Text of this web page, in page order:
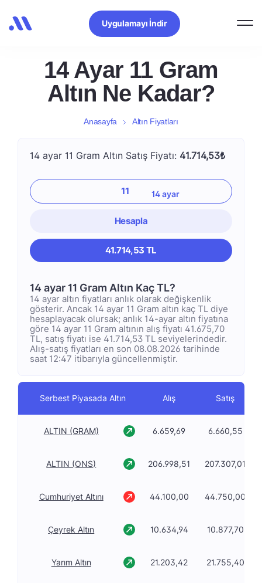
Uygulamayı İndir
14 Ayar 11 Gram
Altın Ne Kadar?
Anasayfa Altın Fiyatları
14 ayar 11 Gram Altın Satış Fiyatı: 41.714,53₺
Hesapla
41.714,53 TL
14 ayar 11 Gram Altın Kaç TL?
14 ayar altın fiyatları anlık olarak değişkenlik
gösterir. Ancak 14 ayar 11 Gram altın kaç TL diye
hesaplayacak olursak; anlık 14-ayar altın fiyatına
göre 14 ayar 11 Gram altının alış fiyatı 41.675,70
TL, satış fiyatı ise 41.714,53 TL seviyelerindedir.
Alış-satış fiyatları en son 08.08.2026 tarihinde
saat 12:47 itibarıyla güncellenmiştir.
Serbest Piyasada Altın Alış Satış
ALTIN (GRAM) 6.659,69 6.660,55
ALTIN (ONS) 206.998,51 207.307,01
Cumhuriyet Altını 44.100,00 44.750,00
Çeyrek Altın 10.634,94 10.877,70
Yarım Altın 21.203,42 21.755,40